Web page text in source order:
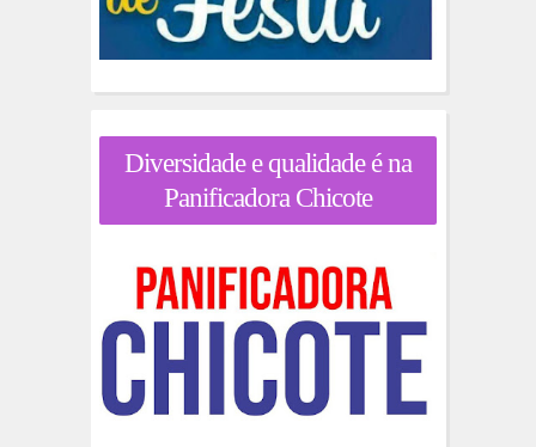
Diversidade e qualidade é na
Panificadora Chicote